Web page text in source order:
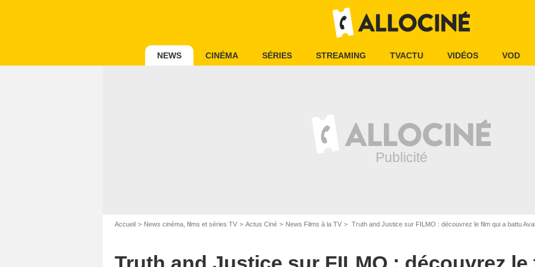
NEWS CINÉMA SÉRIES STREAMING TVACTU VIDÉOS VOD
Accueil News cinéma, films et séries TV Actus Ciné News Films à la TV Truth and Justice sur FILMO : découvrez le film qui a battu